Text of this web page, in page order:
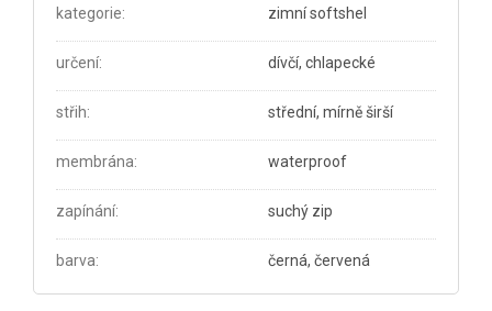
kategorie: zimní softshel
určení: dívčí, chlapecké
střih: střední, mírně širší
membrána: waterproof
zapínání: suchý zip
barva: černá, červená